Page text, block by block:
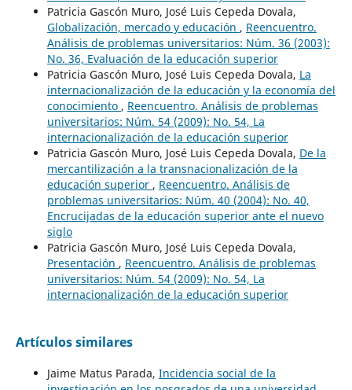
Patricia Gascón Muro, José Luis Cepeda Dovala,
Globalización, mercado y educación , Reencuentro.
Análisis de problemas universitarios: Núm. 36 (2003):
No. 36, Evaluación de la educación superior
Patricia Gascón Muro, José Luis Cepeda Dovala, La
internacionalización de la educación y la economía del
conocimiento , Reencuentro. Análisis de problemas
universitarios: Núm. 54 (2009): No. 54, La
internacionalización de la educación superior
Patricia Gascón Muro, José Luis Cepeda Dovala, De la
mercantilización a la transnacionalización de la
educación superior , Reencuentro. Análisis de
problemas universitarios: Núm. 40 (2004): No. 40,
Encrucijadas de la educación superior ante el nuevo
siglo
Patricia Gascón Muro, José Luis Cepeda Dovala,
Presentación , Reencuentro. Análisis de problemas
universitarios: Núm. 54 (2009): No. 54, La
internacionalización de la educación superior
Artículos similares
Jaime Matus Parada, Incidencia social de la